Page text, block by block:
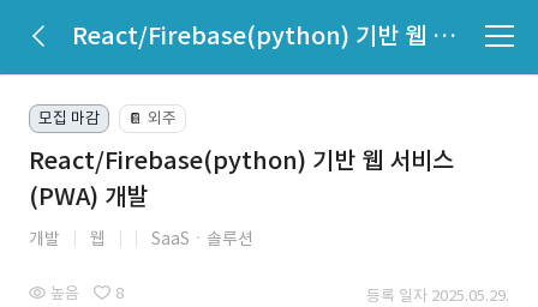
React/Firebase(python) 기반 웹 서비스(PWA) 개발
모집 마감 📔 외주
React/Firebase(python) 기반 웹 서비스
(PWA) 개발
개발 웹 SaaSㆍ솔루션
높음 8 등록 일자 2025.05.29.